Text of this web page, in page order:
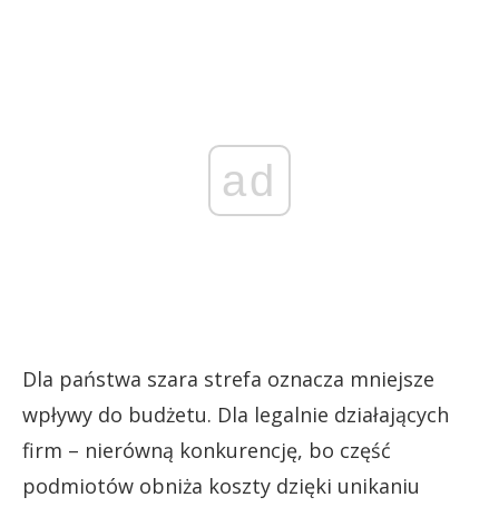
ad
Dla państwa szara strefa oznacza mniejsze
wpływy do budżetu. Dla legalnie działających
firm – nierówną konkurencję, bo część
podmiotów obniża koszty dzięki unikaniu